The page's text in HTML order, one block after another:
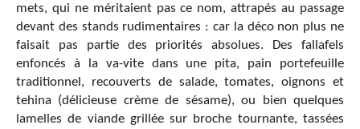
mets, qui ne méritaient pas ce nom, attrapés au passage
devant des stands rudimentaires : car la déco non plus ne
faisait pas partie des priorités absolues. Des fallafels
enfoncés à la va-vite dans une pita, pain portefeuille
traditionnel, recouverts de salade, tomates, oignons et
tehina (délicieuse crème de sésame), ou bien quelques
lamelles de viande grillée sur broche tournante, tassées